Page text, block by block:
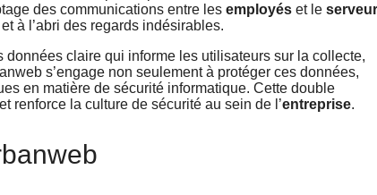
des communications entre les employés et le serveur
à l’abri des regards indésirables.
claire qui informe les utilisateurs sur la collecte,
s’engage non seulement à protéger ces données,
en matière de sécurité informatique. Cette double
renforce la culture de sécurité au sein de l’entreprise.